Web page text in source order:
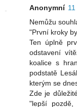
Anonymní
Nemůžu
"První kroky
Ten úplně
odstavení
koalice s
podstatě
kterým se
Zde je
"lepší